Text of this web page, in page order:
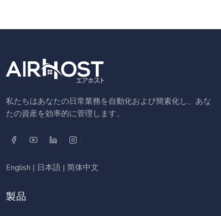
私たちはあなたの日常業務を自動化および簡素化し、あな
たの資産を効率的に管理します。
English | 日本語 | 简体中文
製品